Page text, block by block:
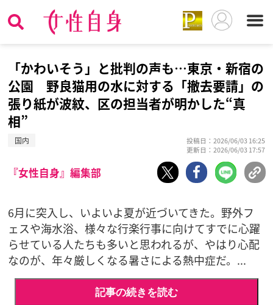
「かわいそう」と批判の声も…東京・新宿の
公園 野良猫用の水に対する「撤去要請」の
張り紙が波紋、区の担当者が明かした“真
相”
国内
投稿日：2026/06/03 16:25
更新日：2026/06/03 17:57
『女性自身』編集部
6月に突入し、いよいよ夏が近づいてきた。野外フ
ェスや海水浴、様々な行楽行事に向けてすでに心躍
らせている人たちも多いと思われるが、やはり心配
なのが、年々厳しくなる暑さによる熱中症だ。...
記事の続きを読む